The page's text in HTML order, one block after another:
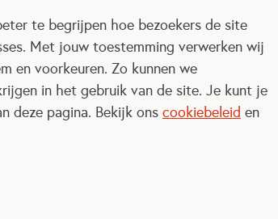
te begrijpen hoe bezoekers de site
Met jouw toestemming verwerken wij
en voorkeuren. Zo kunnen we
in het gebruik van de site. Je kunt je
deze pagina. Bekijk ons cookiebeleid en